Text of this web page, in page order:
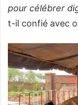
pour célébrer
t-il confié avec